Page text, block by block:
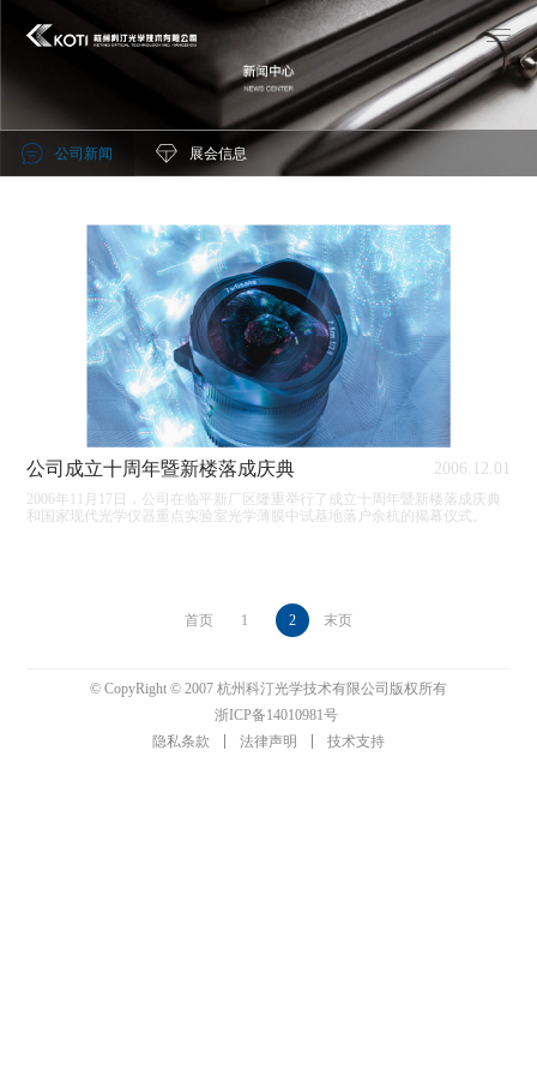
公司新闻 展会信息
公司成立十周年暨新楼落成庆典 2006.12.01
2006年11月17日，公司在临平新厂区隆重举行了成立十周年暨新楼落成庆典
和国家现代光学仪器重点实验室光学薄膜中试基地落户余杭的揭幕仪式。
首页 1 2 末页
© CopyRight © 2007 杭州科汀光学技术有限公司版权所有
浙ICP备14010981号
隐私条款
法律声明 技术支持